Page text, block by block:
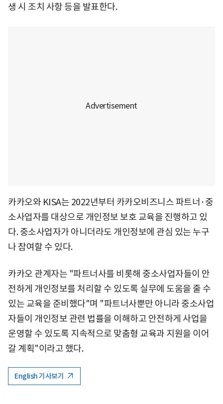
생 시 조치 사항 등을 발표한다.
카카오와 KISA는 2022년부터 카카오비즈니스 파트너·중
소사업자를 대상으로 개인정보 보호 교육을 진행하고 있
다. 중소사업자가 아니더라도 개인정보에 관심 있는 누구
나 참여할 수 있다.
카카오 관계자는 "파트너사를 비롯해 중소사업자들이 안
전하게 개인정보를 처리할 수 있도록 실무에 도움을 줄 수
있는 교육을 준비했다"며 "파트너사뿐만 아니라 중소사업
자들이 개인정보 관련 법률을 이해하고 안전하게 사업을
운영할 수 있도록 지속적으로 맞춤형 교육과 지원을 이어
갈 계획"이라고 했다.
English 기사보기